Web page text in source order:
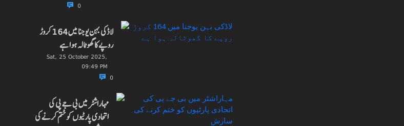
0
لاڈکی بہن یوجنا میں 164 کروڑ
روپے کا گھوٹالہ ہوا ہے
Sat, 25 October 2025,
09:49 PM
0
مہاراشٹر میں بی جے پی کی
اتحادی پارٹیوں کو ختم کرنے کی